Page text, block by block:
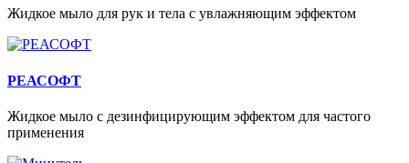
Жидкое мыло для рук и тела с увлажняющим эффектом
РЕАСОФТ
Жидкое мыло с дезинфицирующим эффектом для частого
применения